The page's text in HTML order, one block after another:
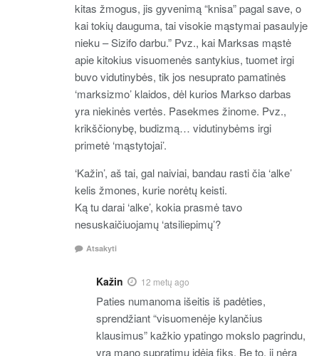
kitas žmogus, jis gyvenimą “knisa” pagal save, o
kai tokių dauguma, tai visokie mąstymai pasaulyje
nieku – Sizifo darbu.” Pvz., kai Marksas mąstė
apie kitokius visuomenės santykius, tuomet irgi
buvo vidutinybės, tik jos nesuprato pamatinės
‘marksizmo’ klaidos, dėl kurios Markso darbas
yra niekinės vertės. Pasekmes žinome. Pvz.,
krikščionybę, budizmą… vidutinybėms irgi
primetė ‘mąstytojai’.
‘Kažin’, aš tai, gal naiviai, bandau rasti čia ‘alke’
kelis žmones, kurie norėtų keisti.
Ką tu darai ‘alke’, kokia prasmė tavo
nesuskaičiuojamų ‘atsiliepimų’?
Atsakyti
Kažin 12 metų ago
Paties numanoma išeitis iš padėties,
sprendžiant “visuomenėje kylančius
klausimus” kažkio ypatingo mokslo pagrindu,
yra mano supratimu idėja fiks. Be to, ji nėra